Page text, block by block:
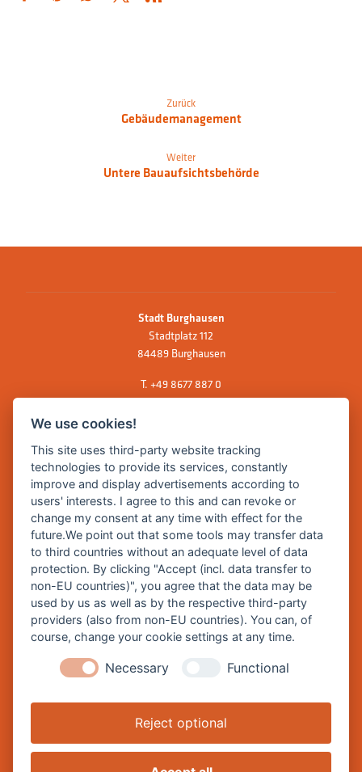
Zurück
Gebäudemanagement
Weiter
Untere Bauaufsichtsbehörde
Stadt Burghausen
Stadtplatz 112
84489 Burghausen
T. +49 8677 887 0
E Mail:
Zentrale Webseite der Stadt Burghausen:
www.burghausen.de
Burghausen in leichter Sprache
So funktioniert burghausen.de
Inhalte von burghausen.de
Datenschutz
Barrierefreiheitserklärung
Cookie-Einstellungen ändern
We use cookies!
This site uses third-party website tracking
technologies to provide its services, constantly
improve and display advertisements according to
users' interests. I agree to this and can revoke or
change my consent at any time with effect for the
future.We point out that some tools may transfer data
to third countries without an adequate level of data
protection. By clicking "Accept (incl. data transfer to
non-EU countries)", you agree that the data may be
used by us as well as by the respective third-party
providers (also from non-EU countries). You can, of
course, change your cookie settings at any time.
Necessary Functional
Reject optional